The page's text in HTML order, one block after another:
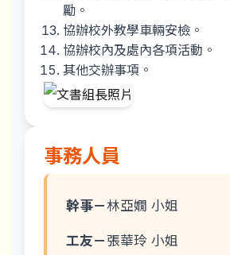
勵。
協辦校外教學車輛安檢。
協辦校內及處內各項活動。
其他交辦事項。
事務人員
幹事－林亞嫺 小姐
工友－ 張華玲 小姐